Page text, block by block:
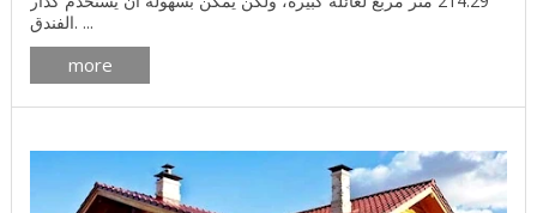
الفندق. ...
more